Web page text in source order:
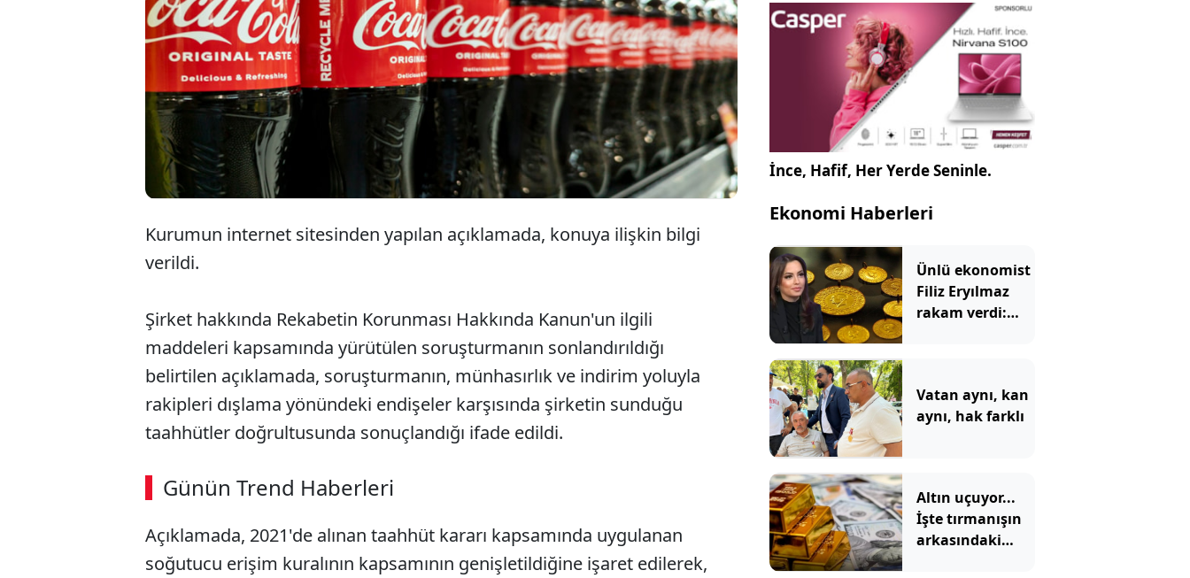
Coca-Cola’nın dolap ve raf uygulamalarına ilişkin yeni
düzenlemeyle, satış noktalarında rakip markalara
ayrılan alanın yüzde 35 seviyesine çıkarıldığı aktarıldı.
Kurumun internet sitesinden yapılan açıklamada, konuya ilişkin bilgi
verildi.
Şirket hakkında Rekabetin Korunması Hakkında Kanun'un ilgili
maddeleri kapsamında yürütülen soruşturmanın sonlandırıldığı
belirtilen açıklamada, soruşturmanın, münhasırlık ve indirim yoluyla
rakipleri dışlama yönündeki endişeler karşısında şirketin sunduğu
taahhütler doğrultusunda sonuçlandığı ifade edildi.
Günün Trend Haberleri
SÖZCÜ SON DAKİKA
Açıklamada, 2021'de alınan taahhüt kararı kapsamında uygulanan
soğutucu erişim kuralının kapsamının genişletildiğine işaret edilerek,
İnce, Hafif, Her Yerde Seninle.
Ekonomi Haberleri
Ünlü ekonomist
Filiz Eryılmaz
rakam verdi:
Vatan aynı, kan
aynı, hak farklı
Altın uçuyor...
İşte tırmanışın
arkasındaki